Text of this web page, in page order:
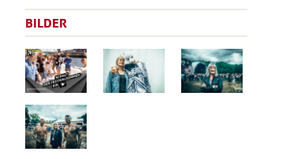
BILDER